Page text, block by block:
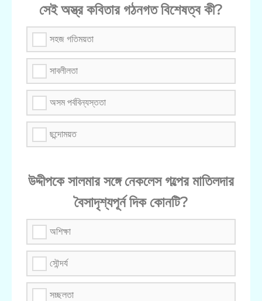
সেই অস্ত্র কবিতার গঠনগত বিশেষত্ব কী?
সহজ গতিময়তা
সাবলীলতা
অসম পর্ববিন্যস্ততা
ছন্দোময়ত
উদ্দীপকে সালমার সঙ্গে নেকলেস গল্পের মাতিলদার
বৈসাদৃশ্যপূর্ন দিক কোনটি?
অশিক্ষা
সৌন্দর্য
সচ্ছলতা